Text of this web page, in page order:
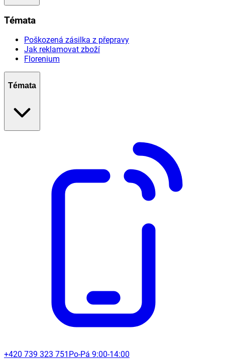
Témata
Poškozená zásilka z přepravy
Jak reklamovat zboží
Florenium
Témata
+420 739 323 751 Po-Pá 9:00-14:00